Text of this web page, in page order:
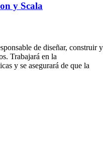
y Scala
de diseñar, construir y
Trabajará en la
y se asegurará de que la